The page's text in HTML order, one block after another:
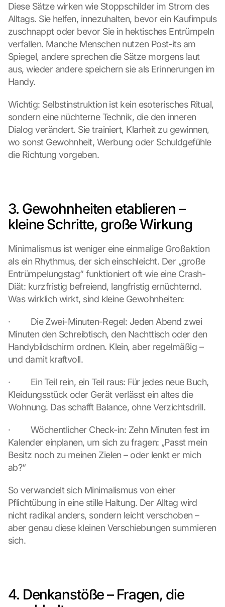
Diese Sätze wirken wie Stoppschilder im Strom des
Alltags. Sie helfen, innezuhalten, bevor ein Kaufimpuls
zuschnappt oder bevor Sie in hektisches Entrümpeln
verfallen. Manche Menschen nutzen Post-its am
Spiegel, andere sprechen die Sätze morgens laut
aus, wieder andere speichern sie als Erinnerungen im
Handy.
Wichtig: Selbstinstruktion ist kein esoterisches Ritual,
sondern eine nüchterne Technik, die den inneren
Dialog verändert. Sie trainiert, Klarheit zu gewinnen,
wo sonst Gewohnheit, Werbung oder Schuldgefühle
die Richtung vorgeben.
3. Gewohnheiten etablieren –
kleine Schritte, große Wirkung
Minimalismus ist weniger eine einmalige Großaktion
als ein Rhythmus, der sich einschleicht. Der „große
Entrümpelungstag“ funktioniert oft wie eine Crash-
Diät: kurzfristig befreiend, langfristig ernüchternd.
Was wirklich wirkt, sind kleine Gewohnheiten:
·         Die Zwei-Minuten-Regel: Jeden Abend zwei
Minuten den Schreibtisch, den Nachttisch oder den
Handybildschirm ordnen. Klein, aber regelmäßig –
und damit kraftvoll.
·         Ein Teil rein, ein Teil raus: Für jedes neue Buch,
Kleidungsstück oder Gerät verlässt ein altes die
Wohnung. Das schafft Balance, ohne Verzichtsdrill.
·         Wöchentlicher Check-in: Zehn Minuten fest im
Kalender einplanen, um sich zu fragen: „Passt mein
Besitz noch zu meinen Zielen – oder lenkt er mich
ab?“
So verwandelt sich Minimalismus von einer
Pflichtübung in eine stille Haltung. Der Alltag wird
nicht radikal anders, sondern leicht verschoben –
aber genau diese kleinen Verschiebungen summieren
sich.
4. Denkanstöße – Fragen, die